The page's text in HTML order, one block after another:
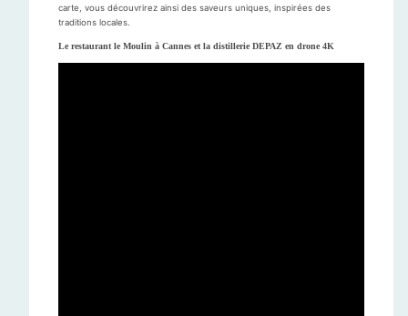
carte, vous découvrirez ainsi des saveurs uniques, inspirées des
traditions locales.
Le restaurant le Moulin à Cannes et la distillerie DEPAZ en drone 4K